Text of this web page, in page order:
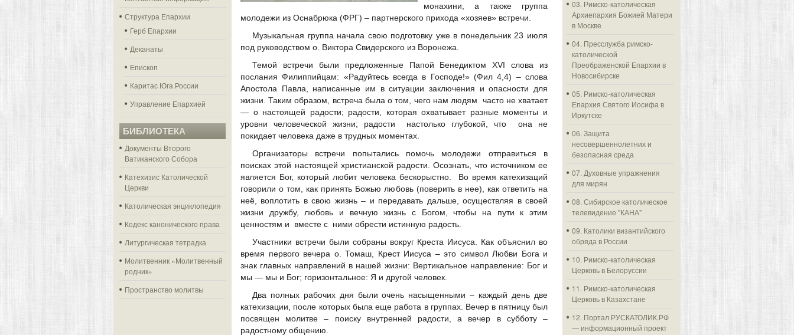
Структура Епархии
Герб Епархии
Деканаты
Епископ
Каритас Юга России
Управление Епархией
БИБЛИОТЕКА
Документы Второго
Ватиканского Собора
Катехизис Католической
Церкви
Католическая энциклопедия
Кодекс канонического права
Литургическая тетрадка
Молитвенник «Молитвенный
родник»
Пространство молитвы
монахини, а также группа
молодежи из Оснабрюка (ФРГ) – партнерского прихода «хозяев» встречи.
Музыкальная группа начала свою подготовку уже в понедельник 23 июля
под руководством о. Виктора Свидерского из Воронежа.
Темой встречи были предложенные Папой Бенедиктом XVI слова из
послания Филиппийцам: «Радуйтесь всегда в Господе!» (Фил 4,4) – слова
Апостола Павла, написанные им в ситуации заключения и опасности для
жизни. Таким образом, встреча была о том, чего нам людям часто не хватает
— о настоящей радости; радости, которая охватывает разные моменты и
уровни человеческой жизни; радости настолько глубокой, что она не
покидает человека даже в трудных моментах.
Организаторы встречи попытались помочь молодежи отправиться в
поисках этой настоящей христианской радости. Осознать, что источником ее
является Бог, который любит человека бескорыстно. Во время катехизаций
говорили о том, как принять Божью любовь (поверить в нее), как ответить на
неё, воплотить в свою жизнь – и передавать дальше, осуществляя в своей
жизни дружбу, любовь и вечную жизнь с Богом, чтобы на пути к этим
ценностям и вместе с ними обрести истинную радость.
Участники встречи были собраны вокруг Креста Иисуса. Как объяснил во
время первого вечера о. Томаш, Крест Иисуса – это символ Любви Бога и
знак главных направлений в нашей жизни: Вертикальное направление: Бог и
мы — мы и Бог; горизонтальное: Я и другой человек.
Два полных рабочих дня были очень насыщенными – каждый день две
катехизации, после которых была еще работа в группах. Вечер в пятницу был
посвящен молитве – поиску внутренней радости, а вечер в субботу –
радостному общению.
03. Римско-католическая
Архиепархия Божией Матери
в Москве
04. Пресслужба римско-
католической
Преображенской Епархии в
Новосибирске
05. Римско-католическая
Епархия Святого Иосифа в
Иркутске
06. Защита
несовершеннолетних и
безопасная среда
07. Духовные упражнения
для мирян
08. Сибирское католическое
телевидение "КАНА"
09. Католики византийского
обряда в России
10. Римско-католическая
Церковь в Белоруссии
11. Римско-католическая
Церковь в Казахстане
12. Портал РУСКАТОЛИК.РФ
— информационный проект